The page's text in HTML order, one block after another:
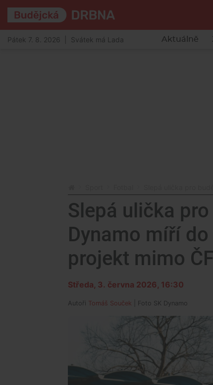
Pátek 7. 8. 2026 | Svátek má Lada Aktuálně
Slepá ulička
Dynamo míří
projekt mimo
Středa, 3. června 2026, 16:30
Autoři Tomáš Souček | Foto SK Dynamo